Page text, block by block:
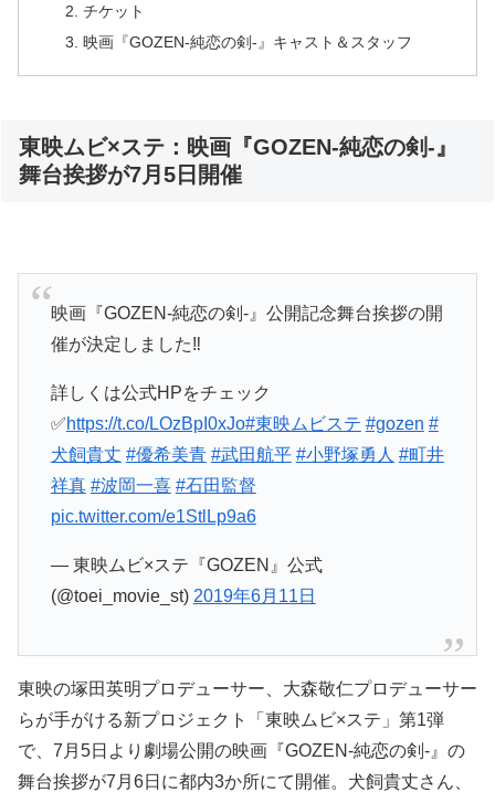
チケット
映画『GOZEN-純恋の剣-』キャスト＆スタッフ
東映ムビ×ステ：映画『GOZEN-純恋の剣-』
舞台挨拶が7月5日開催
映画『GOZEN-純恋の剣-』公開記念舞台挨拶の開
催が決定しました‼️
詳しくは公式HPをチェック
✅https://t.co/LOzBpI0xJo#東映ムビステ #gozen #
犬飼貴丈 #優希美青 #武田航平 #小野塚勇人 #町井
祥真 #波岡一喜 #石田監督
pic.twitter.com/e1StlLp9a6
— 東映ムビ×ステ『GOZEN』公式
(@toei_movie_st) 2019年6月11日
東映の塚田英明プロデューサー、大森敬仁プロデューサー
らが手がける新プロジェクト「東映ムビ×ステ」第1弾
で、7月5日より劇場公開の映画『GOZEN-純恋の剣-』の
舞台挨拶が7月6日に都内3か所にて開催。犬飼貴丈さん、